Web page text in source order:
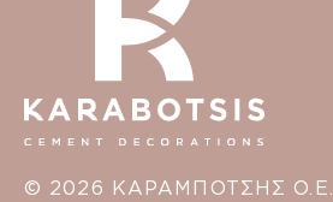
© 2026 ΚΑΡΑΜΠΟΤΣΗΣ Ο.Ε.